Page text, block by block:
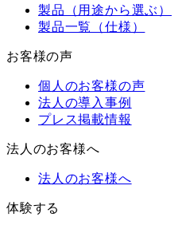
製品（用途から選ぶ）
製品一覧（仕様）
お客様の声
個人のお客様の声
法人の導入事例
プレス掲載情報
法人のお客様へ
法人のお客様へ
体験する